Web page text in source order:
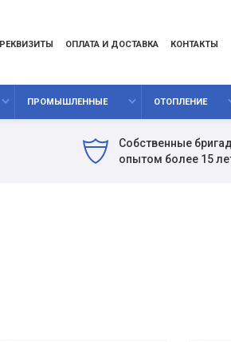
РЕКВИЗИТЫ ОПЛАТА И ДОСТАВКА КОНТАКТЫ
ПРОМЫШЛЕННЫЕ ОТОПЛЕНИЕ
Собственные
опытом более 15